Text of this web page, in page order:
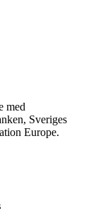
med
Sveriges
Europe.